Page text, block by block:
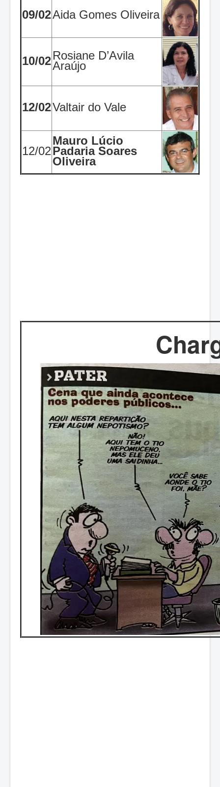
09/02Aida Gomes Oliveira
10/02Rosiane D’Avila
Araújo
12/02Valtair do Vale
12/02
Mauro Lúcio
Padaria Soares
Oliveira